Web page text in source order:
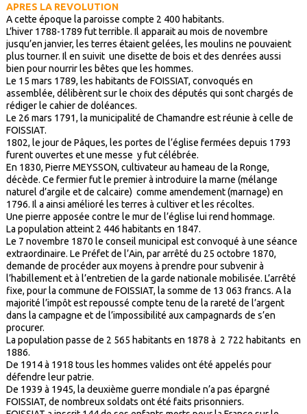
APRES LA REVOLUTION
A cette époque la paroisse compte 2 400 habitants.
L’hiver 1788-1789 fut terrible. Il apparait au mois de novembre
jusqu’en janvier, les terres étaient gelées, les moulins ne pouvaient
plus tourner. Il en suivit une disette de bois et des denrées aussi
bien pour nourrir les bêtes que les hommes.
Le 15 mars 1789, les habitants de FOISSIAT, convoqués en
assemblée, délibèrent sur le choix des députés qui sont chargés de
rédiger le cahier de doléances.
Le 26 mars 1791, la municipalité de Chamandre est réunie à celle de
FOISSIAT.
1802, le jour de Pâques, les portes de l’église fermées depuis 1793
furent ouvertes et une messe y fut célébrée.
En 1830, Pierre MEYSSON, cultivateur au hameau de la Ronge,
décède. Ce fermier fut le premier à introduire la marne (mélange
naturel d’argile et de calcaire) comme amendement (marnage) en
1796. Il a ainsi amélioré les terres à cultiver et les récoltes.
Une pierre apposée contre le mur de l’église lui rend hommage.
La population atteint 2 446 habitants en 1847.
Le 7 novembre 1870 le conseil municipal est convoqué à une séance
extraordinaire. Le Préfet de l’Ain, par arrêté du 25 octobre 1870,
demande de procéder aux moyens à prendre pour subvenir à
l’habillement et à l’entretien de la garde nationale mobilisée. L’arrêté
fixe, pour la commune de FOISSIAT, la somme de 13 063 francs. A la
majorité l’impôt est repoussé compte tenu de la rareté de l’argent
dans la campagne et de l’impossibilité aux campagnards de s’en
procurer.
La population passe de 2 565 habitants en 1878 à 2 722 habitants en
1886.
De 1914 à 1918 tous les hommes valides ont été appelés pour
défendre leur patrie.
De 1939 à 1945, la deuxième guerre mondiale n’a pas épargné
FOISSIAT, de nombreux soldats ont été faits prisonniers.